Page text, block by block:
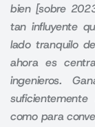
bien [sobre
tan influyente
lado tranquilo
ahora es
ingenieros.
como para